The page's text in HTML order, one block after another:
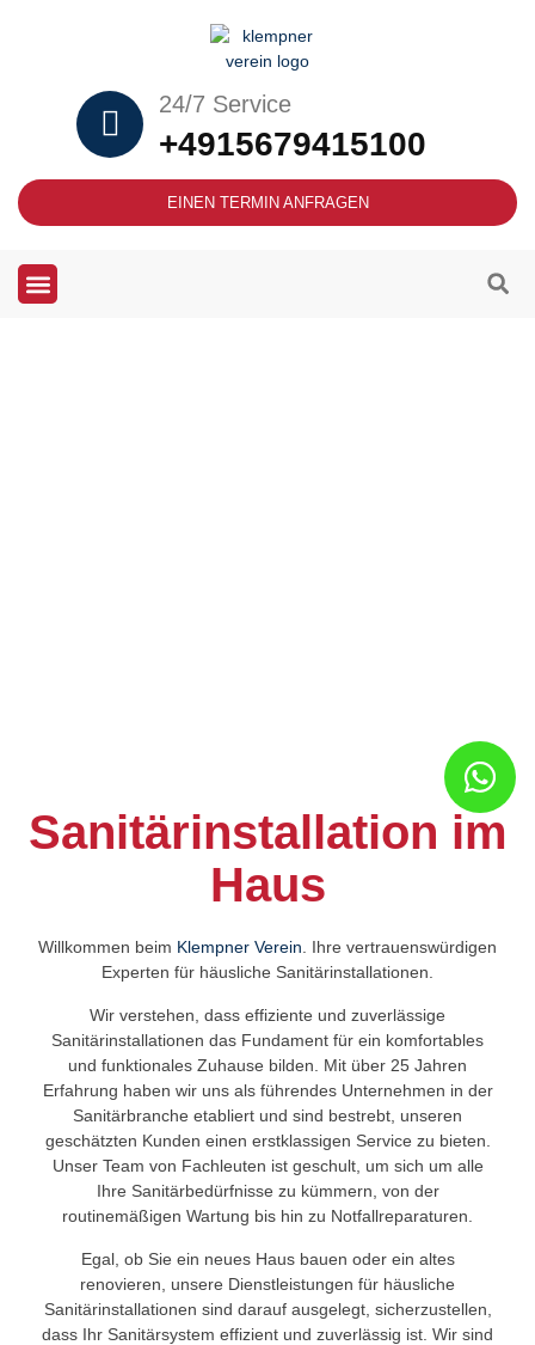
24/7 Service
+4915679415100
EINEN TERMIN ANFRAGEN
Sanitärinstallation im
Haus
Willkommen beim Klempner Verein . Ihre vertrauenswürdigen
Experten für häusliche Sanitärinstallationen.
Wir verstehen, dass effiziente und zuverlässige
Sanitärinstallationen das Fundament für ein komfortables
und funktionales Zuhause bilden. Mit über 25 Jahren
Erfahrung haben wir uns als führendes Unternehmen in der
Sanitärbranche etabliert und sind bestrebt, unseren
geschätzten Kunden einen erstklassigen Service zu bieten.
Unser Team von Fachleuten ist geschult, um sich um alle
Ihre Sanitärbedürfnisse zu kümmern, von der
routinemäßigen Wartung bis hin zu Notfallreparaturen.
Egal, ob Sie ein neues Haus bauen oder ein altes
renovieren, unsere Dienstleistungen für häusliche
Sanitärinstallationen sind darauf ausgelegt, sicherzustellen,
dass Ihr Sanitärsystem effizient und zuverlässig ist. Wir sind